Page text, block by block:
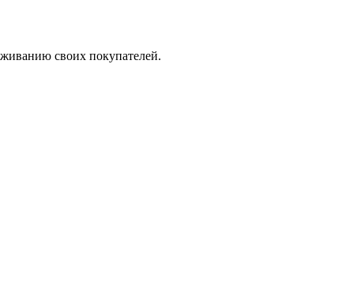
своих покупателей.